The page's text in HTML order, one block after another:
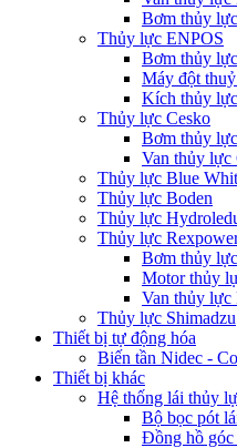
Bơm thủy
Thủy lực ENPOS
Bơm thủy
Máy đột
Kích thủy
Thủy lực Cesko
Bơm thủy
Van thủy lực
Thủy lực Blue
Thủy lực Boden
Thủy lực
Thủy lực
Bơm thủy
Motor thủy
Van thủy lực
Thủy lực Shimadzu
Thiết bị tự động hóa
Biến tần Nidec -
Thiết bị khác
Hệ thống lái thủy
Bộ bọc pót
Đồng hồ góc